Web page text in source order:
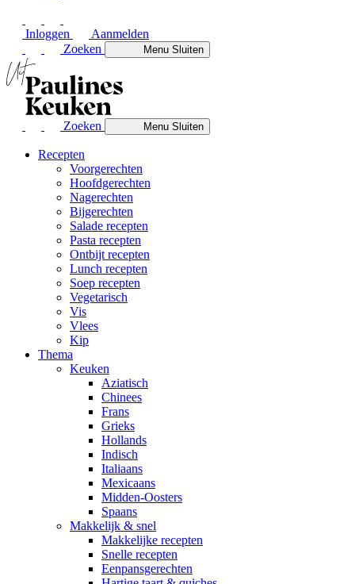
Inloggen
Aanmelden
Zoeken
MenuSluiten
Zoeken MenuSluiten
Recepten
Voorgerechten
Hoofdgerechten
Nagerechten
Bijgerechten
Salade recepten
Pasta recepten
Ontbijt recepten
Lunch recepten
Soep recepten
Vegetarisch
Vis
Vlees
Kip
Thema
Keuken
Aziatisch
Chinees
Frans
Grieks
Hollands
Indisch
Italiaans
Mexicaans
Midden-Oosters
Spaans
Makkelijk & snel
Makkelijke recepten
Snelle recepten
Eenpansgerechten